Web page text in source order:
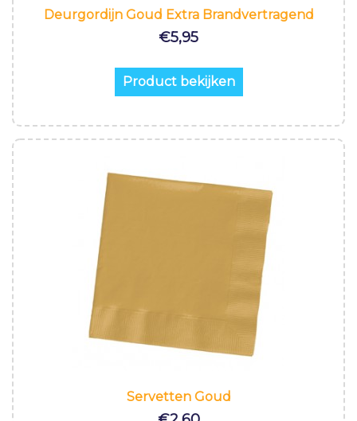
Deurgordijn Goud Extra Brandvertragend
€5,95
Product bekijken
Servetten Goud